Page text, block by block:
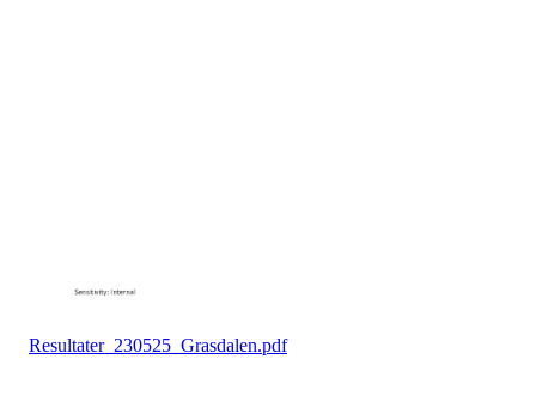
Resultater_230525_Grasdalen.pdf